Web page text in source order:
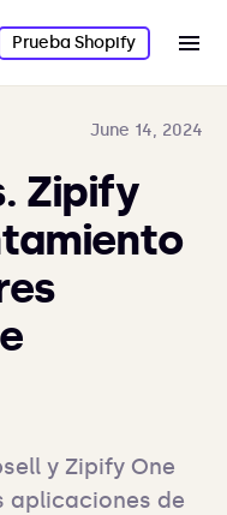
Prueba Shopify
June 14, 2024
Zipify
y Zipify One
aplicaciones de